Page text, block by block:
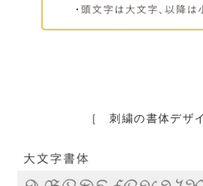
［ 刺繍の書体デザ